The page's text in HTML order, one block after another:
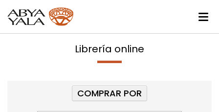
Librería online
COMPRAR POR